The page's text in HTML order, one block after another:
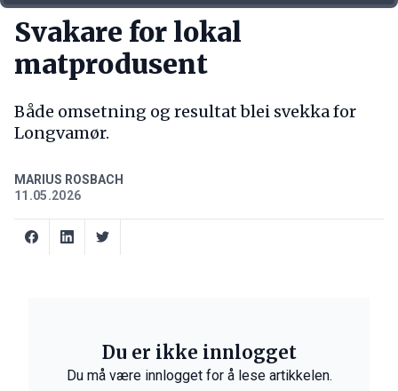
Svakare for lokal
matprodusent
Både omsetning og resultat blei svekka for
Longvamør.
MARIUS ROSBACH
11.05.2026
Du er ikke innlogget
Du må være innlogget for å lese artikkelen.